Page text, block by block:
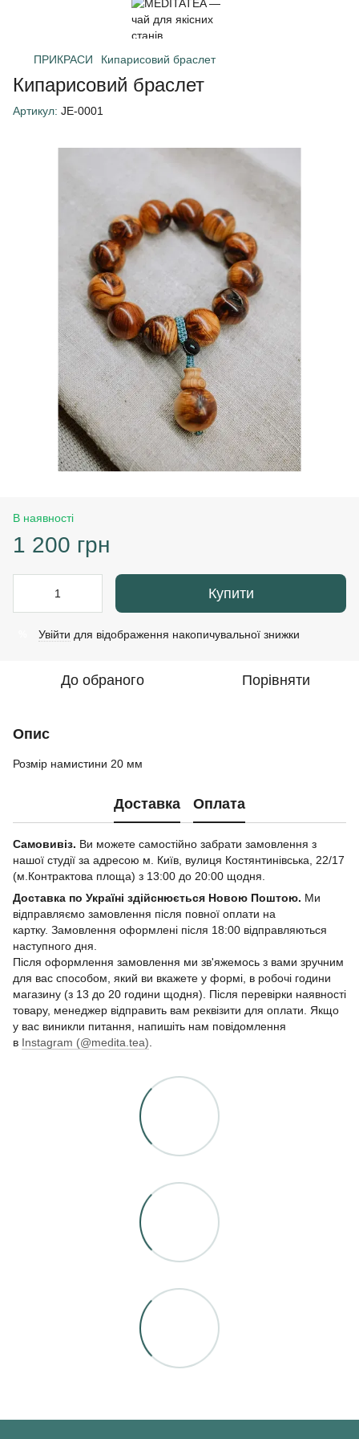
ПРИКРАСИ Кипарисовий браслет
Кипарисовий браслет
Артикул: JE-0001
В наявності
1 200 грн
Купити
Увійти для відображення накопичувальної знижки
До обраного Порівняти
Опис
Розмір намистини 20 мм
Доставка Оплата
Самовивіз. Ви можете самостійно забрати замовлення з
нашої студії за адресою м. Київ, вулиця Костянтинівська, 22/17
(м.Контрактова площа) з 13:00 до 20:00 щодня.
Доставка по Україні здійснюється Новою Поштою. Ми
відправляємо замовлення після повної оплати на
картку. Замовлення оформлені після 18:00 відправляються
наступного дня.
Після оформлення замовлення ми зв'яжемось з вами зручним
для вас способом, який ви вкажете у формі, в робочі години
магазину (з 13 до 20 години щодня). Після перевірки наявності
товару, менеджер відправить вам реквізити для оплати. Якщо
у вас виникли питання, напишіть нам повідомлення
в Instagram (@medita.tea)